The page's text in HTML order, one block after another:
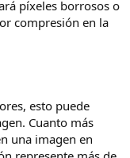
píxeles borrosos o
compresión en la
esto puede
Cuanto más
una imagen en